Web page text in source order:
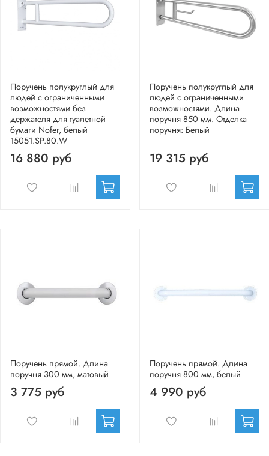
Поручень полукруглый для
людей с ограниченными
возможностями без
держателя для туалетной
бумаги Nofer, белый
15051.SP.80.W
16 880 руб
Поручень полукруглый для
людей с ограниченными
возможностями. Длина
поручня 850 мм. Отделка
поручня: Белый
19 315 руб
Поручень прямой. Длина
поручня 300 мм, матовый
3 775 руб
Поручень прямой. Длина
поручня 800 мм, белый
4 990 руб